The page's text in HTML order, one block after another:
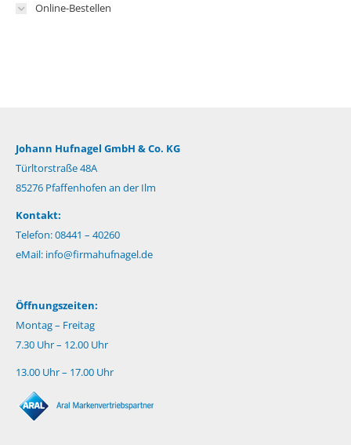
Online-Bestellen
Johann Hufnagel GmbH & Co. KG
Türltorstraße 48A
85276 Pfaffenhofen an der Ilm
Kontakt:
Telefon: 08441 – 40260
eMail: info@firmahufnagel.de
Öffnungszeiten:
Montag – Freitag
7.30 Uhr – 12.00 Uhr
13.00 Uhr – 17.00 Uhr